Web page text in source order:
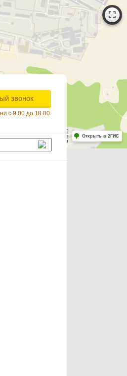
Работает на API 2ГИС
Лицензионное соглашение
ключ. Помощь: api@2gis.ru
Открыть в 2ГИС
звонок
с 9.00 до 18.00